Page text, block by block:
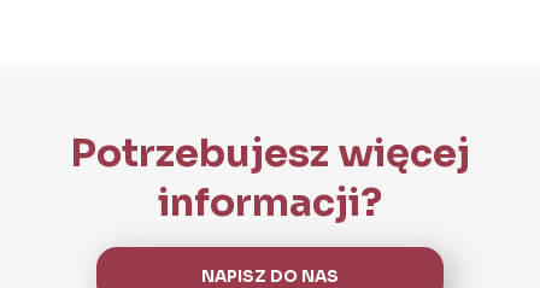
Potrzebujesz więcej
informacji?
NAPISZ DO NAS